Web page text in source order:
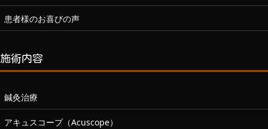
患者様のお喜びの声
施術内容
鍼灸治療
アキュスコープ（Acuscope）